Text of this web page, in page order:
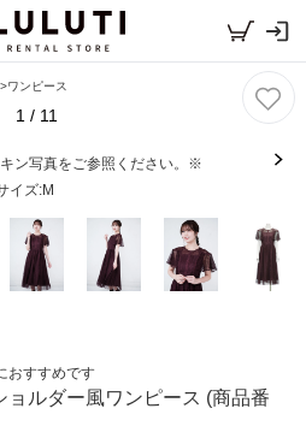
>ワンピース
1 / 11
ン写真をご参照ください。※
イズ:M
おすすめです
ョルダー風ワンピース (商品番